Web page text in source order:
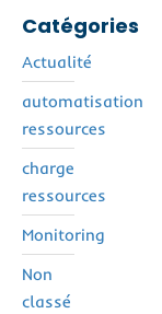
Catégories
Actualité
automatisation
ressources
charge
ressources
Monitoring
Non
classé